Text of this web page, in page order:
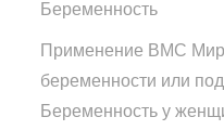
Беременность
Применение ВМС
беременности или
Беременность у